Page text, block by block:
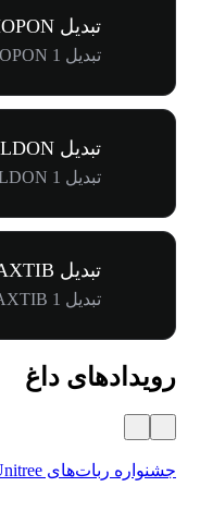
تبدیل SHOPON به EUR
تبدیل 1 SHOPON به €128.91
تبدیل GLDON به EUR
تبدیل 1 GLDON به €344.48
تبدیل AXTIB به EUR
تبدیل 1 AXTIB به €81.15
رویدادهای داغ
جشنواره ربات‌های Unitree